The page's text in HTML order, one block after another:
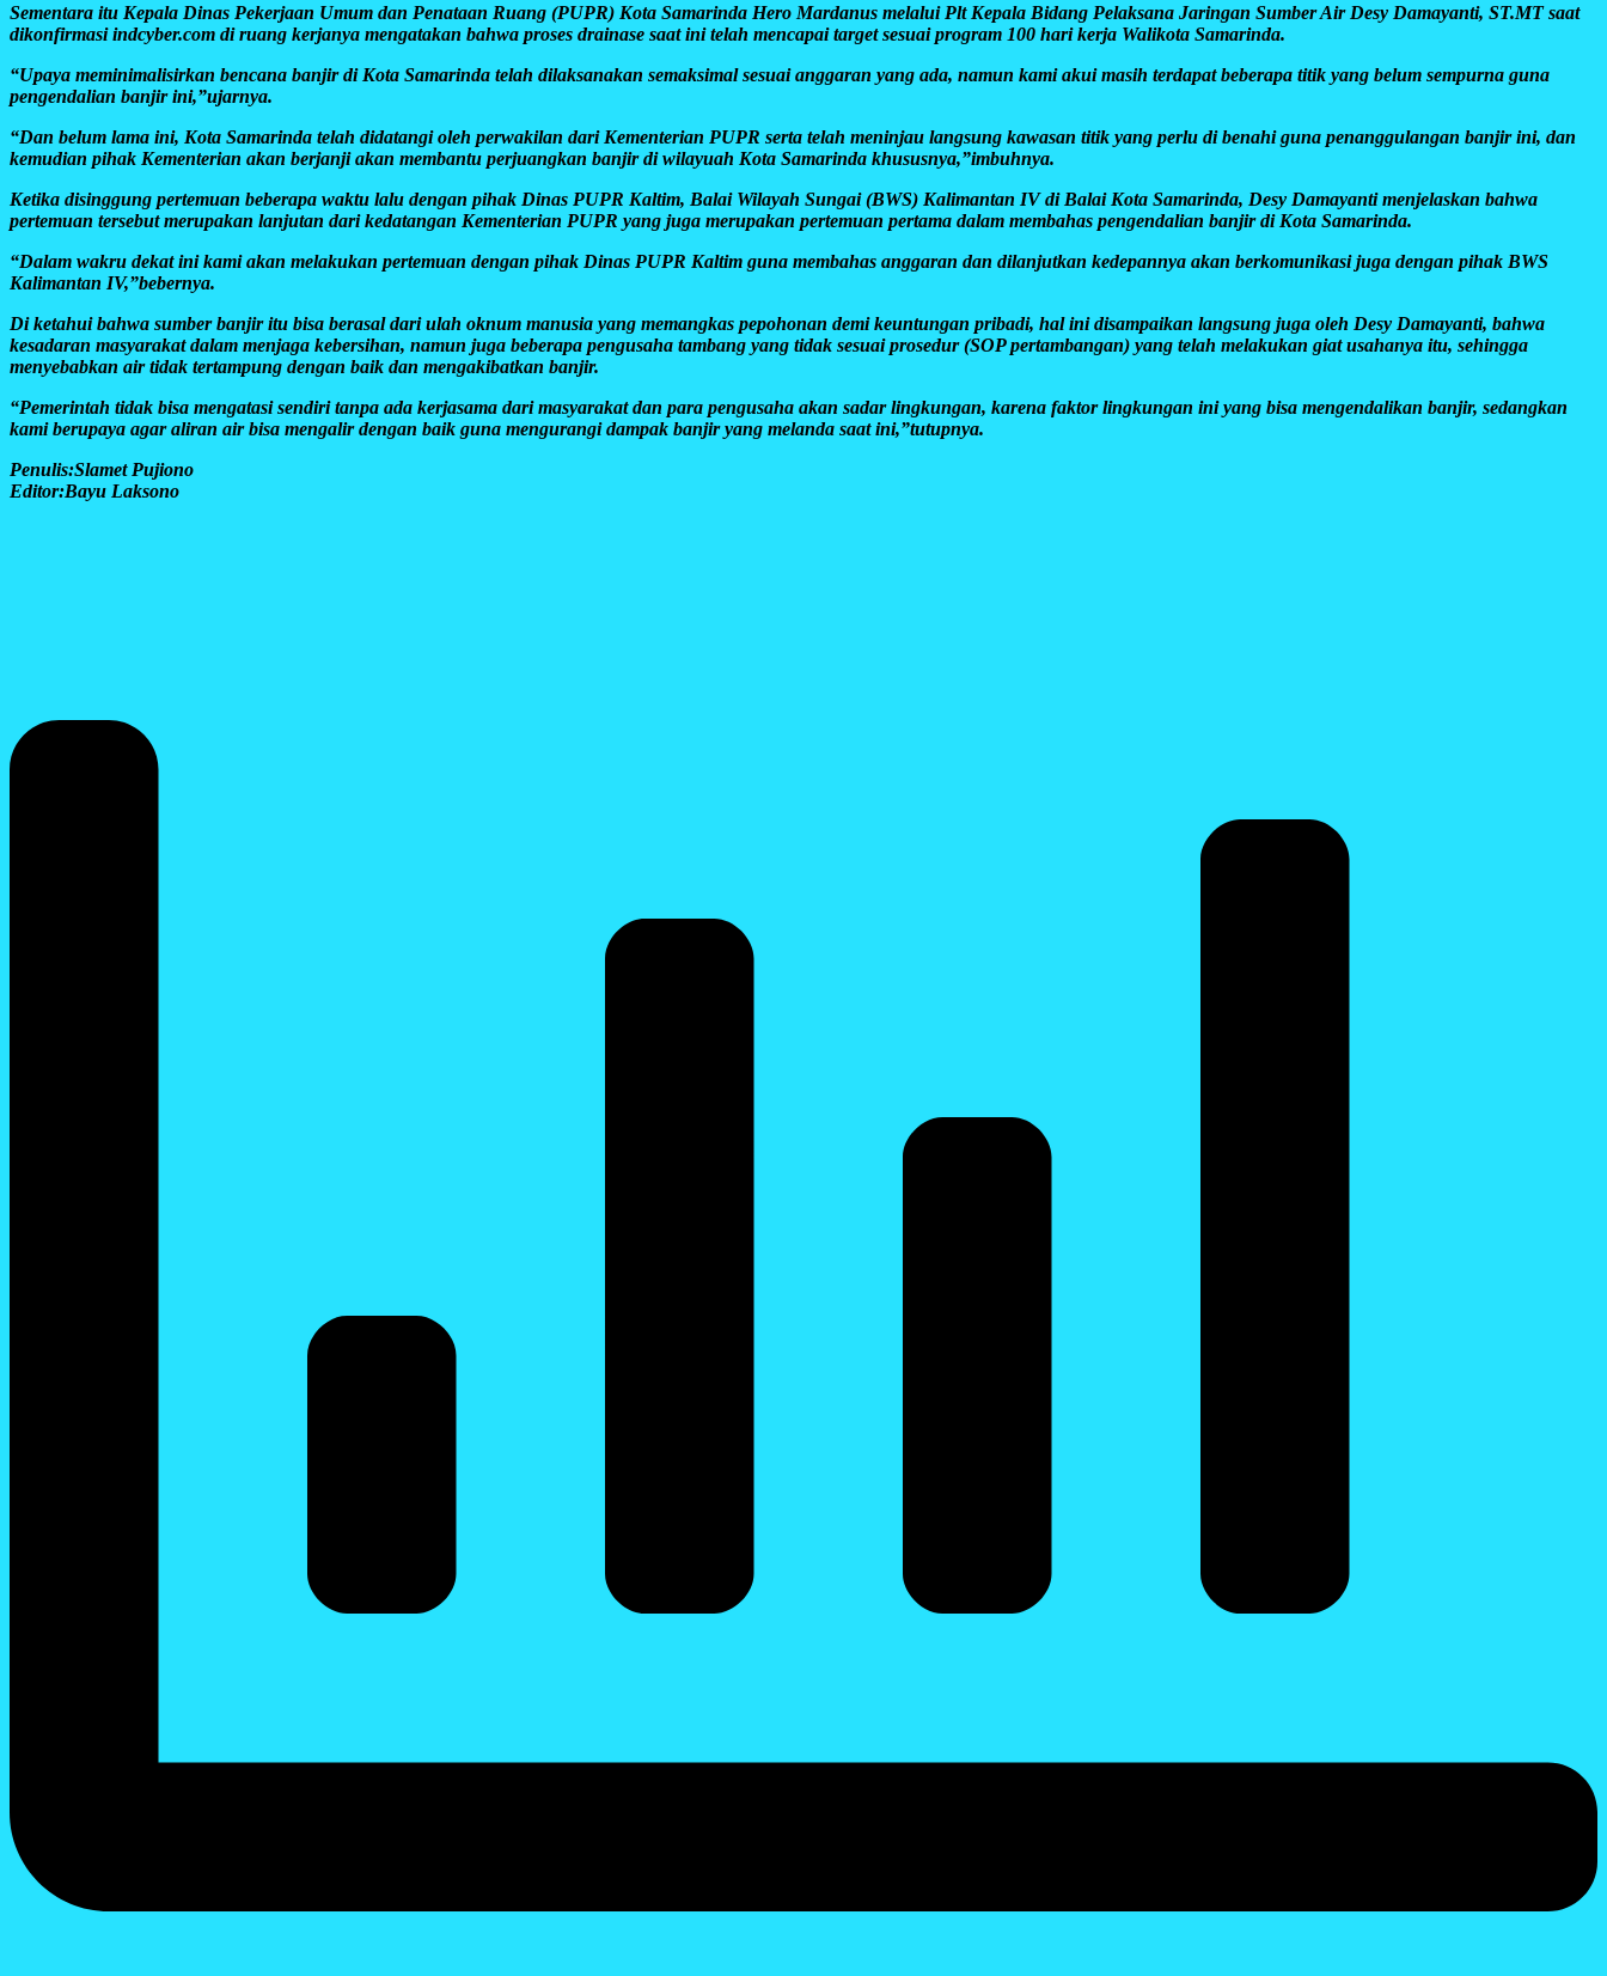
Sementara itu Kepala Dinas Pekerjaan Umum dan Penataan Ruang (PUPR) Kota Samarinda Hero Mardanus melalui Plt Kepala Bidang Pelaksana Jaringan Sumber Air Desy Damayanti, ST.MT saat
dikonfirmasi indcyber.com di ruang kerjanya mengatakan bahwa proses drainase saat ini telah mencapai target sesuai program 100 hari kerja Walikota Samarinda.
“Upaya meminimalisirkan bencana banjir di Kota Samarinda telah dilaksanakan semaksimal sesuai anggaran yang ada, namun kami akui masih terdapat beberapa titik yang belum sempurna guna
pengendalian banjir ini,”ujarnya.
“Dan belum lama ini, Kota Samarinda telah didatangi oleh perwakilan dari Kementerian PUPR serta telah meninjau langsung kawasan titik yang perlu di benahi guna penanggulangan banjir ini, dan
kemudian pihak Kementerian akan berjanji akan membantu perjuangkan banjir di wilayuah Kota Samarinda khususnya,”imbuhnya.
Ketika disinggung pertemuan beberapa waktu lalu dengan pihak Dinas PUPR Kaltim, Balai Wilayah Sungai (BWS) Kalimantan IV di Balai Kota Samarinda, Desy Damayanti menjelaskan bahwa
pertemuan tersebut merupakan lanjutan dari kedatangan Kementerian PUPR yang juga merupakan pertemuan pertama dalam membahas pengendalian banjir di Kota Samarinda.
“Dalam wakru dekat ini kami akan melakukan pertemuan dengan pihak Dinas PUPR Kaltim guna membahas anggaran dan dilanjutkan kedepannya akan berkomunikasi juga dengan pihak BWS
Kalimantan IV,”bebernya.
Di ketahui bahwa sumber banjir itu bisa berasal dari ulah oknum manusia yang memangkas pepohonan demi keuntungan pribadi, hal ini disampaikan langsung juga oleh Desy Damayanti, bahwa
kesadaran masyarakat dalam menjaga kebersihan, namun juga beberapa pengusaha tambang yang tidak sesuai prosedur (SOP pertambangan) yang telah melakukan giat usahanya itu, sehingga
menyebabkan air tidak tertampung dengan baik dan mengakibatkan banjir.
“Pemerintah tidak bisa mengatasi sendiri tanpa ada kerjasama dari masyarakat dan para pengusaha akan sadar lingkungan, karena faktor lingkungan ini yang bisa mengendalikan banjir, sedangkan
kami berupaya agar aliran air bisa mengalir dengan baik guna mengurangi dampak banjir yang melanda saat ini,”tutupnya.
Penulis:Slamet Pujiono
Editor:Bayu Laksono